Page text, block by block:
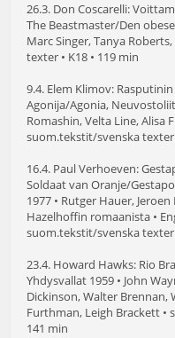
26.3. Don Coscarelli:
The Beastmaster/Den
Marc Singer, Tanya
texter • K18 • 119 min
9.4. Elem Klimov:
Agonija/Agonia,
Romashin, Velta Line, Alisa
suom.tekstit/svenska texter
16.4. Paul Verhoeven:
Soldaat van Oranje/
1977 • Rutger Hauer,
Hazelhoffin romaanista •
suom.tekstit/svenska texter
23.4. Howard Hawks: Rio
Yhdysvallat 1959 • John
Dickinson, Walter Brennan,
Furthman, Leigh Brackett •
141 min